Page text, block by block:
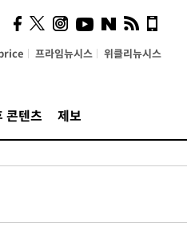
프라임뉴시스 위클리뉴시스
콘텐츠 제보
즈, 소리 봇짐 지고 세상으
로 "韓 요소 깊게 우려내"